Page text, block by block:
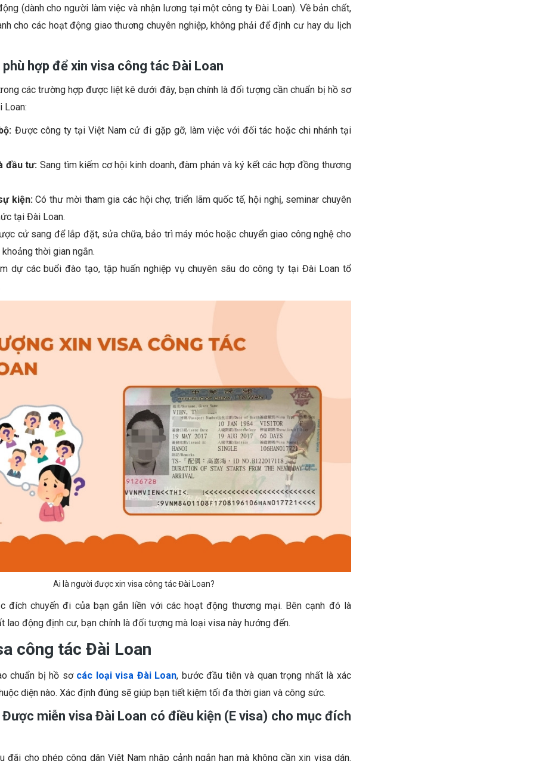
(dành cho người làm việc và nhận lương tại một công ty Đài Loan). Về bản chất,
cho các hoạt động giao thương chuyên nghiệp, không phải để định cư hay du lịch
hợp để xin visa công tác Đài Loan
các trường hợp được liệt kê dưới đây, bạn chính là đối tượng cần chuẩn bị hồ sơ
Loan:
Được công ty tại Việt Nam cử đi gặp gỡ, làm việc với đối tác hoặc chi nhánh tại
đầu tư: Sang tìm kiếm cơ hội kinh doanh, đàm phán và ký kết các hợp đồng thương
kiện:Có thư mời tham gia các hội chợ, triển lãm quốc tế, hội nghị, seminar chuyên
tại Đài Loan.
cử sang để lắp đặt, sửa chữa, bảo trì máy móc hoặc chuyển giao công nghệ cho
thời gian ngắn.
dự các buổi đào tạo, tập huấn nghiệp vụ chuyên sâu do công ty tại Đài Loan tổ
Ai là người được xin visa công tác Đài Loan?
đích chuyến đi của bạn gắn liền với các hoạt động thương mại. Bên cạnh đó là
lao động định cư, bạn chính là đối tượng mà loại visa này hướng đến.
công tác Đài Loan
chuẩn bị hồ sơ các loại visa Đài Loan, bước đầu tiên và quan trọng nhất là xác
diện nào. Xác định đúng sẽ giúp bạn tiết kiệm tối đa thời gian và công sức.
miễn visa Đài Loan có điều kiện (E visa) cho mục đích
đãi cho phép công dân Việt Nam nhập cảnh ngắn hạn mà không cần xin visa dán.